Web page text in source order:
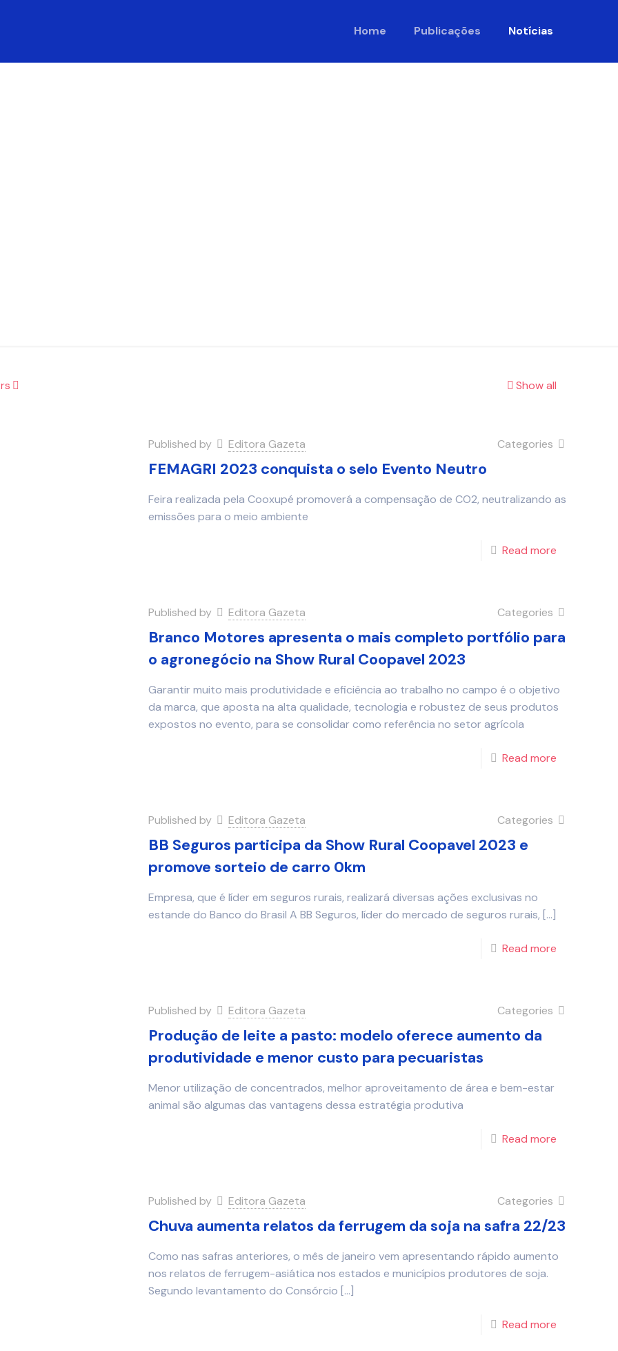
Home Publicações Notícias
Show all
Published by Editora Gazeta Categories
FEMAGRI 2023 conquista o selo Evento Neutro
Feira realizada pela Cooxupé promoverá a compensação de CO2, neutralizando as
emissões para o meio ambiente
Read more
Published by Editora Gazeta Categories
Branco Motores apresenta o mais completo portfólio para
o agronegócio na Show Rural Coopavel 2023
Garantir muito mais produtividade e eficiência ao trabalho no campo é o objetivo
da marca, que aposta na alta qualidade, tecnologia e robustez de seus produtos
expostos no evento, para se consolidar como referência no setor agrícola
Read more
Published by Editora Gazeta Categories
BB Seguros participa da Show Rural Coopavel 2023 e
promove sorteio de carro 0km
Empresa, que é líder em seguros rurais, realizará diversas ações exclusivas no
estande do Banco do Brasil A BB Seguros, líder do mercado de seguros rurais, […]
Read more
Published by Editora Gazeta Categories
Produção de leite a pasto: modelo oferece aumento da
produtividade e menor custo para pecuaristas
Menor utilização de concentrados, melhor aproveitamento de área e bem-estar
animal são algumas das vantagens dessa estratégia produtiva
Read more
Published by Editora Gazeta Categories
Chuva aumenta relatos da ferrugem da soja na safra 22/23
Como nas safras anteriores, o mês de janeiro vem apresentando rápido aumento
nos relatos de ferrugem-asiática nos estados e municípios produtores de soja.
Segundo levantamento do Consórcio […]
Read more